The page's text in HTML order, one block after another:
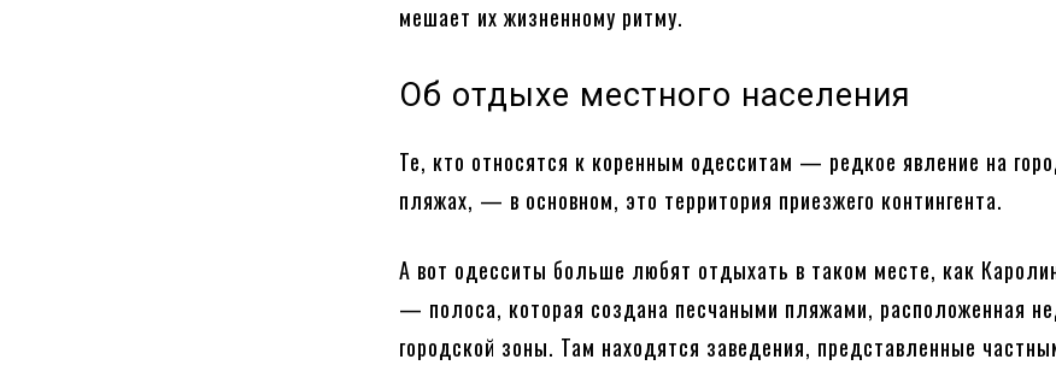
мешает их жизненному ритму.
Об отдыхе местного населения
Те, кто относятся к коренным одесситам — редкое явление на
пляжах, — в основном, это территория приезжего контингента.
А вот одесситы больше любят отдыхать в таком месте, как
— полоса, которая создана песчаными пляжами, расположенная
городской зоны. Там находятся заведения, представленные